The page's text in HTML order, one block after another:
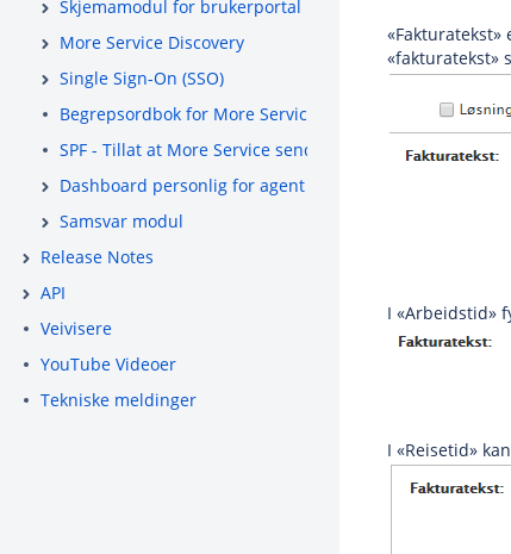
Skjemamodul for brukerportal
More Service Discovery
Single Sign-On (SSO)
Begrepsordbok for More Service
SPF - Tillat at More Service sender e-post på vegne av
Dashboard personlig for agent
Samsvar modul
Release Notes
API
Veivisere
YouTube Videoer
Tekniske meldinger
«fakturatekst»
I «Arbeidstid»
I «Reisetid»